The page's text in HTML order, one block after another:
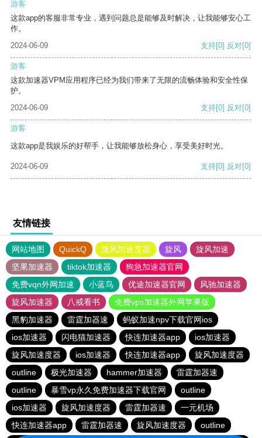
游客
这款app的客服非常专业，遇到问题总是能够及时解决，让我能够安心工
作。
2024-06-09
支持[0] 反对[0]
游客
这款加速器VPM应用程序已经为我们带来了无限的流畅体验和安全性保
护。
2024-06-09
支持[0] 反对[0]
游客
这款app是我娱乐的好帮手，让我能够放松身心，享受美好时光。
2024-06-09 支持[0] 反对[0]
友情链接
网站地图 QuickQ 旋风加速度器 旋风
旋风加速
坚果加速器
tiktok加速器
狗急加速器官网
免费vqn外网加速
小蓝鸟 优途加速器官网
风驰加速器
旋风加速器
八戒看书
免费vps加速器外网苹果版
黑豹加速器
雷霆加器速
蚂蚁加速npv下载官网ios
ios加速器
闪电猫加速器 快连加速器app
ios加速器
旋风加速度器
ios加速器 快连加速器app
旋风加速度器
outline
极光加速器 hammer加速器
雷霆加器速
outline
暴雪vp永久免费加速器下载官网
outline
ios加速器
旋风加速度器 雷霆加器速
一元机场
快连加速器app
雷霆加器速 旋风加速度器 outline